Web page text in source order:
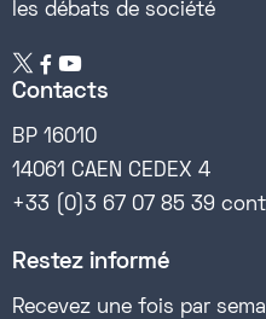
les débats de société
 
Contacts
BP 16010
14061 CAEN CEDEX 4
+33 (0)3 67 07 85 39
Restez informé
Recevez une fois par